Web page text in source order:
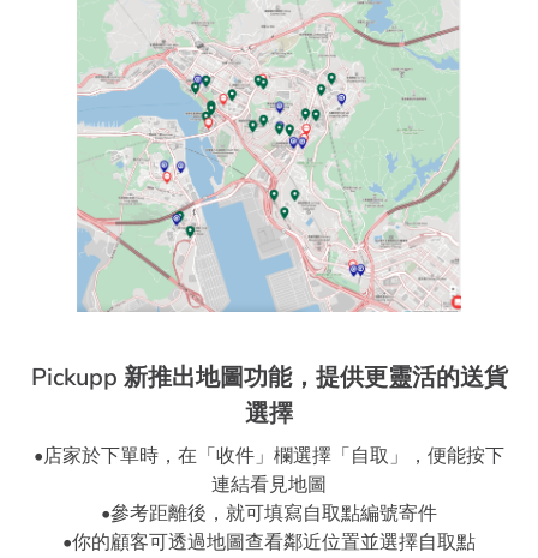
Pickupp 新推出地圖功能，提供更靈活的送貨
選擇
•店家於下單時，在「收件」欄選擇「自取」，便能按下
連結看見地圖
•參考距離後，就可填寫自取點編號寄件
•你的顧客可透過地圖查看鄰近位置並選擇自取點